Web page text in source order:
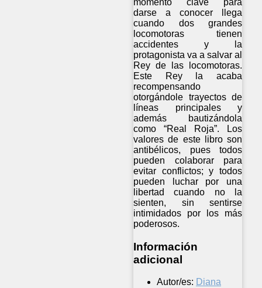
darse a conocer llega
cuando dos grandes
locomotoras tienen
accidentes y la
protagonista va a salvar al
Rey de las locomotoras.
Este Rey la acaba
recompensando
otorgándole trayectos de
líneas principales y
además bautizándola
como “Real Roja”. Los
valores de este libro son
antibélicos, pues todos
pueden colaborar para
evitar conflictos; y todos
pueden luchar por una
libertad cuando no la
sienten, sin sentirse
intimidados por los más
poderosos.
Información
adicional
Autor/es: Diana